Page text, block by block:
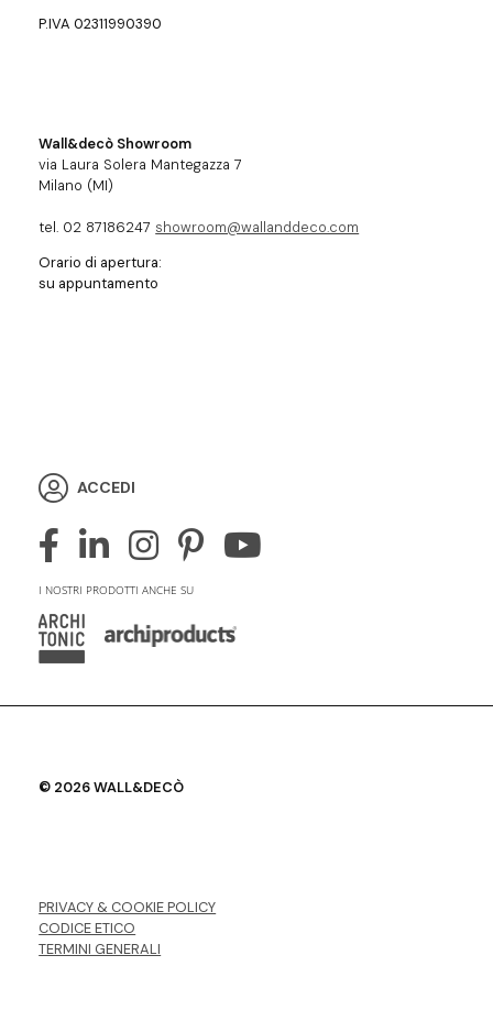
P.IVA 02311990390
Wall&decò Showroom
via Laura Solera Mantegazza 7
Milano (MI)
tel. 02 87186247 showroom@wallanddeco.com
Orario di apertura:
su appuntamento
ACCEDI
I NOSTRI PRODOTTI ANCHE SU
© 2026 WALL&DECÒ
PRIVACY & COOKIE POLICY
CODICE ETICO
TERMINI GENERALI